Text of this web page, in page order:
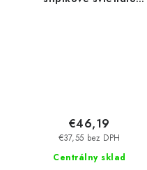
Centrálny sklad
€37,55 bez DPH
€46,19